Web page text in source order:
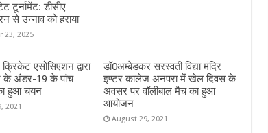
टूर्नामेंट: डीसीए
से उन्नाव को हराया
23, 2025
एसोसिएशन द्वारा
के अंडर-19 के पांच
हुआ चयन
2021
डॉ0अम्बेडकर सरस्वती विद्या मंदिर
इण्टर कालेज अनपरा में खेल दिवस के
अवसर पर वॉलीबाल मैच का हुआ
आयोजन
August 29, 2021